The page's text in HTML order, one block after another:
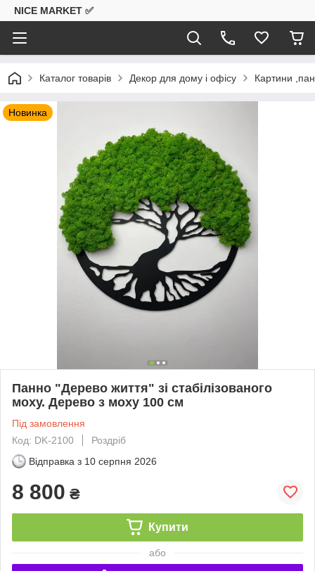
NICE MARKET ✅
Каталог товарів Декор для дому і офісу Картини
Новинка
Панно "Дерево життя" зі стабілізованого
моху. Дерево з моху 100 см
Під замовлення
Код: DK-2100
Роздріб
Відправка з 10 серпня 2026
8 800 ₴
Купити
або